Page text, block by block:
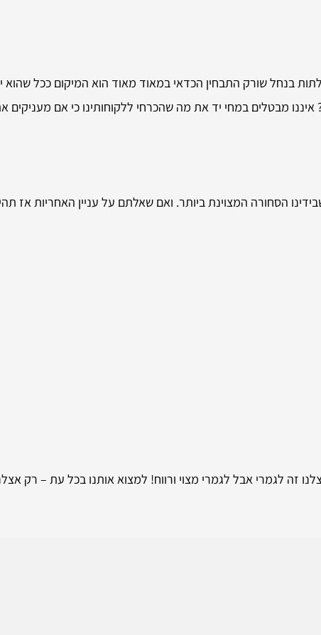
בנחל שורק התבחין הכדאי במאוד מאוד הוא המיקום ככל שהוא
מבטלים במחי יד את מה שהכרחי ללקוחותינו כי אם
הסחורה המצוינת ביותר. ואם שאלתם על עניין האחריות אז
זה לגמרי אבל לגמרי מצוי ורווח! למצוא אותנו בכל עת – רק